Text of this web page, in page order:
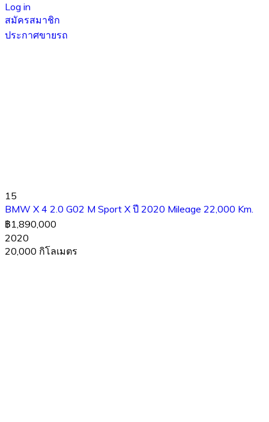
Log in
สมัครสมาชิก
ประกาศขายรถ
15
BMW X 4 2.0 G02 M Sport X ปี 2020 Mileage 22,000 Km.
฿1,890,000
2020
20,000 กิโลเมตร